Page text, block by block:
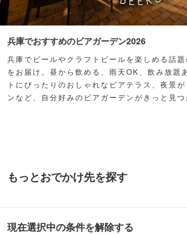
兵庫でおすすめのビアガーデン2026
兵庫でビールやクラフトビールを楽しめる話
をお届け。昼から飲める、雨天OK、飲み放題
トにぴったりのおしゃれなビアテラス、夜景
ンなど、自分好みのビアガーデンがきっと見つ
もっとおでかけ先を探す
現在選択中の条件を解除する